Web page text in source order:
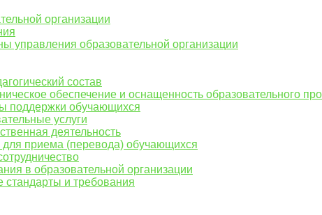
организации
управления образовательной организации
состав
обеспечение и оснащенность образовательного
поддержки обучающихся
услуги
деятельность
для приема (перевода) обучающихся
в образовательной организации
стандарты и требования